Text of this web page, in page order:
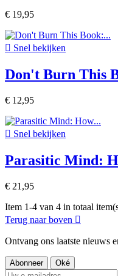
€ 19,95
 Snel bekijken
Don't Burn This
€ 12,95
 Snel bekijken
Parasitic Mind:
€ 21,95
Item 1-4 van 4 in totaal
Terug naar boven 
Ontvang ons laatste nieuws